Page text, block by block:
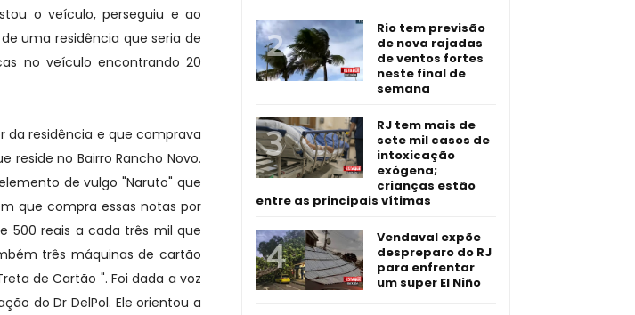
o veículo, perseguiu e ao
uma residência que seria de
no veículo encontrando 20
da residência e que comprava
reside no Bairro Rancho Novo.
de vulgo "Naruto" que
que compra essas notas por
500 reais a cada três mil que
três máquinas de cartão
de Cartão ". Foi dada a voz
do Dr DelPol. Ele orientou a
Rio tem previsão
de nova rajadas
de ventos fortes
neste final de
semana
RJ tem mais de
sete mil casos de
intoxicação
exógena;
crianças estão
entre as principais vítimas
Vendaval expõe
despreparo do RJ
para enfrentar
um super El Niño